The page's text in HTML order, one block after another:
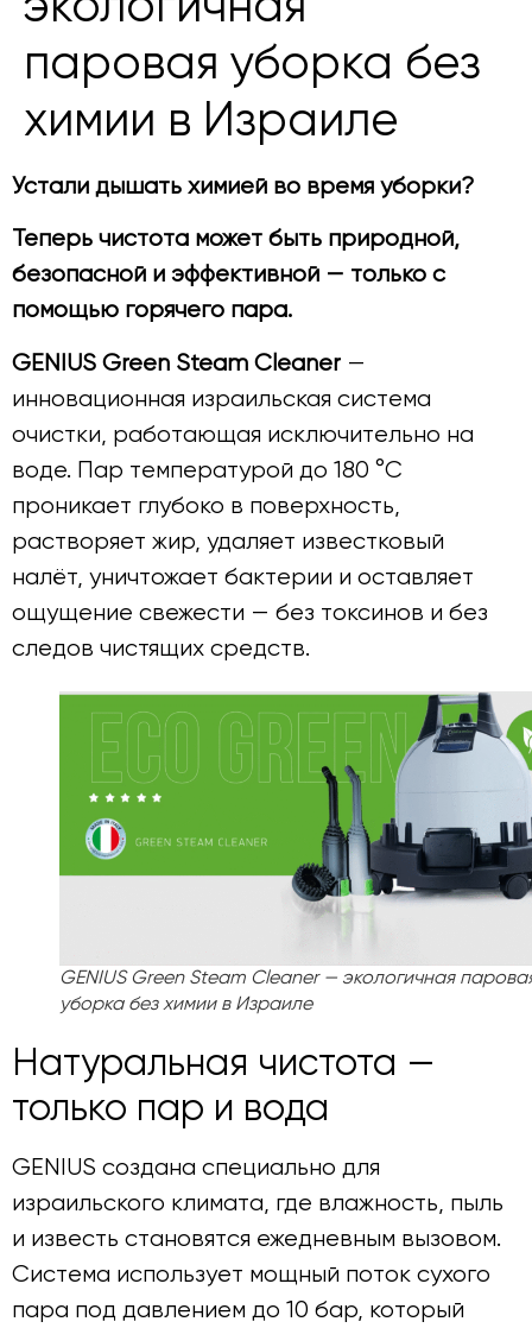
паровая уборка без
химии в Израиле
Устали дышать химией во время уборки?
Теперь чистота может быть природной,
безопасной и эффективной — только с
помощью горячего пара.
GENIUS Green Steam Cleaner —
инновационная израильская система
очистки, работающая исключительно на
воде. Пар температурой до 180 °C
проникает глубоко в поверхность,
растворяет жир, удаляет известковый
налёт, уничтожает бактерии и оставляет
ощущение свежести — без токсинов и без
следов чистящих средств.
GENIUS Green Steam Cleaner — экологичная
уборка без химии в Израиле
Натуральная чистота —
только пар и вода
GENIUS создана специально для
израильского климата, где влажность, пыль
и известь становятся ежедневным вызовом.
Система использует мощный поток сухого
пара под давлением до 10 бар, который